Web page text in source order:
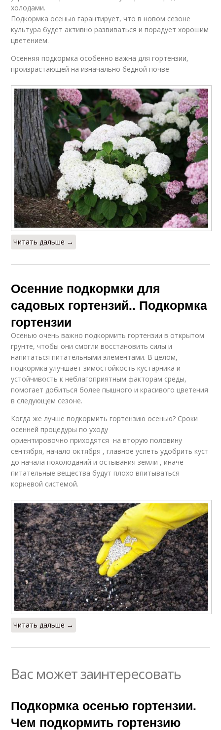
холодами.
Подкормка осенью гарантирует, что в новом сезоне
культура будет активно развиваться и порадует хорошим
цветением.
Осенняя подкормка особенно важна для гортензии,
произрастающей на изначально бедной почве
Читать дальше →
Осенние подкормки для
садовых гортензий.. Подкормка
гортензии
Осенью очень важно подкормить гортензии в открытом
грунте, чтобы они смогли восстановить силы и
напитаться питательными элементами. В целом,
подкормка улучшает зимостойкость кустарника и
устойчивость к неблагоприятным факторам среды,
помогает добиться более пышного и красивого цветения
в следующем сезоне.
Когда же лучше подкормить гортензию осенью? Сроки
осенней процедуры по уходу
ориентировочно приходятся на вторую половину
сентября, начало октября , главное успеть удобрить куст
до начала похолоданий и остывания земли , иначе
питательные вещества будут плохо впитываться
корневой системой.
Читать дальше →
Вас может заинтересовать
Подкормка осенью гортензии.
Чем подкормить гортензию